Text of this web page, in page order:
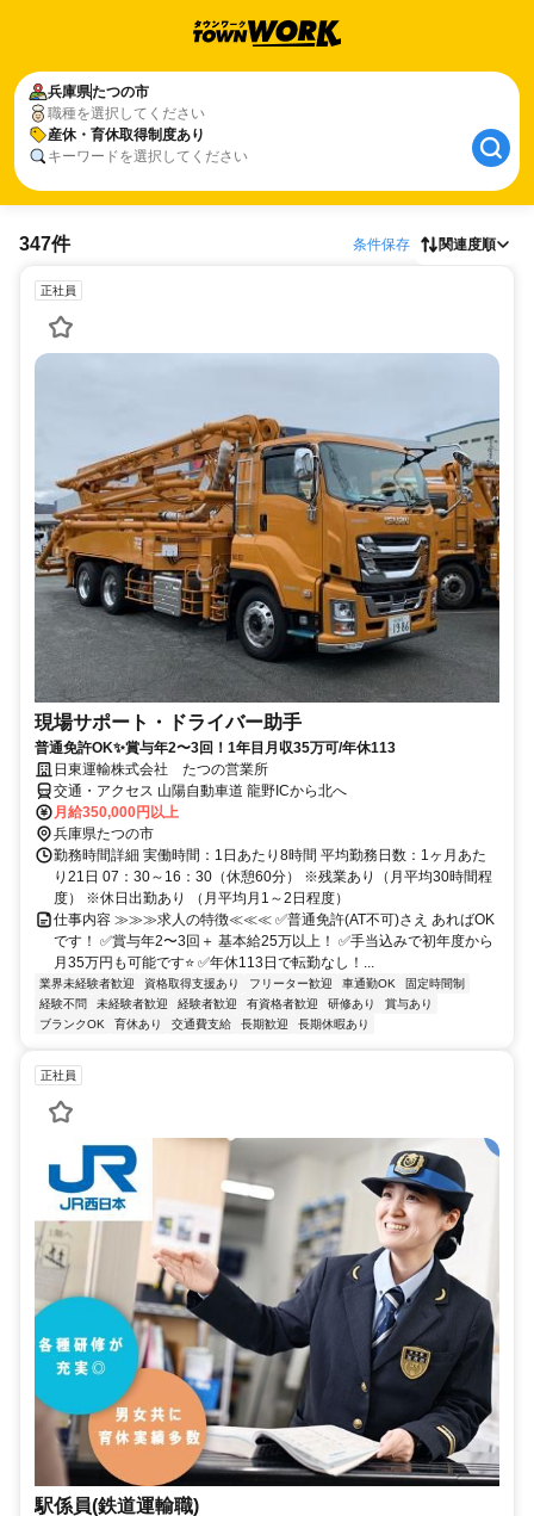
兵庫県たつの市
職種を選択してください
産休・育休取得制度あり
キーワードを選択してください
347件 条件保存 関連度順
正社員
現場サポート・ドライバー助手
普通免許OK✨賞与年2〜3回！1年目月収35万可/年休113
日東運輸株式会社 たつの営業所
交通・アクセス 山陽自動車道 龍野ICから北へ
月給350,000円以上
兵庫県たつの市
勤務時間詳細 実働時間：1日あたり8時間 平均勤務日数：1ヶ月あた
り21日 07：30～16：30（休憩60分） ※残業あり（月平均30時間程
度） ※休日出勤あり （月平均月1～2日程度）
仕事内容 ≫≫≫求人の特徴≪≪≪ ✅普通免許(AT不可)さえ あればOK
です！ ✅賞与年2〜3回＋ 基本給25万以上！ ✅手当込みで初年度から
月35万円も可能です⭐ ✅年休113日で転勤なし！...
業界未経験者歓迎 資格取得支援あり フリーター歓迎 車通勤OK
固定時間制
経験不問
未経験者歓迎 経験者歓迎 有資格者歓迎 研修あり
賞与あり
ブランクOK
育休あり 交通費支給 長期歓迎 長期休暇あり
正社員
駅係員(鉄道運輸職)